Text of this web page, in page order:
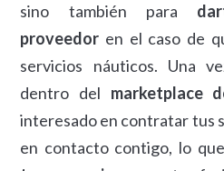
sino también para
proveedor en el caso de
servicios náuticos. Una
dentro del marketplace
interesado en contratar tus
en contacto contigo, lo